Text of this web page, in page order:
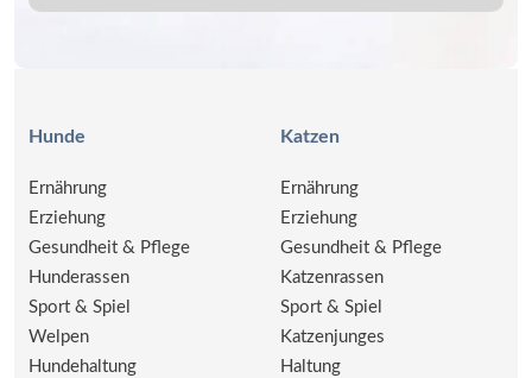
Hunde
Ernährung
Erziehung
Gesundheit & Pflege
Hunderassen
Sport & Spiel
Welpen
Hundehaltung
Katzen
Ernährung
Erziehung
Gesundheit & Pflege
Katzenrassen
Sport & Spiel
Katzenjunges
Haltung